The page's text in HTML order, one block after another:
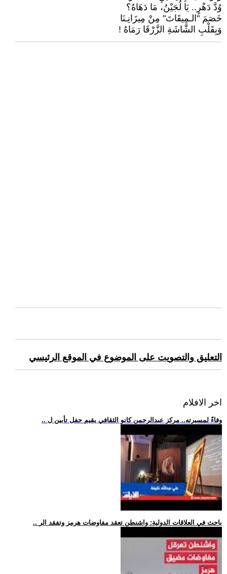
وُدَّ دَهْرٍ.. يَا لُجَيْنُ، مَا دَهَاهُ؟
خَصَمَ "الـمِيقَاتَ" مِنْ مِيزَانِـنَا
وَبِقَلْبِ الشَّاشَةِ الزَّرْقَا رَمَاهُ !
التعليق والتصويت على الموضوع في الموقع الرئيسي
اخر الافلام
.. وفاءً لمسيرته.. مركز عبدالرحمن كانو الثقافي يقيم حفل تأبين ل
.. باحث في العلاقات الدولية: واشنطن تعقد مفاوضات هرمز وتفقد الر